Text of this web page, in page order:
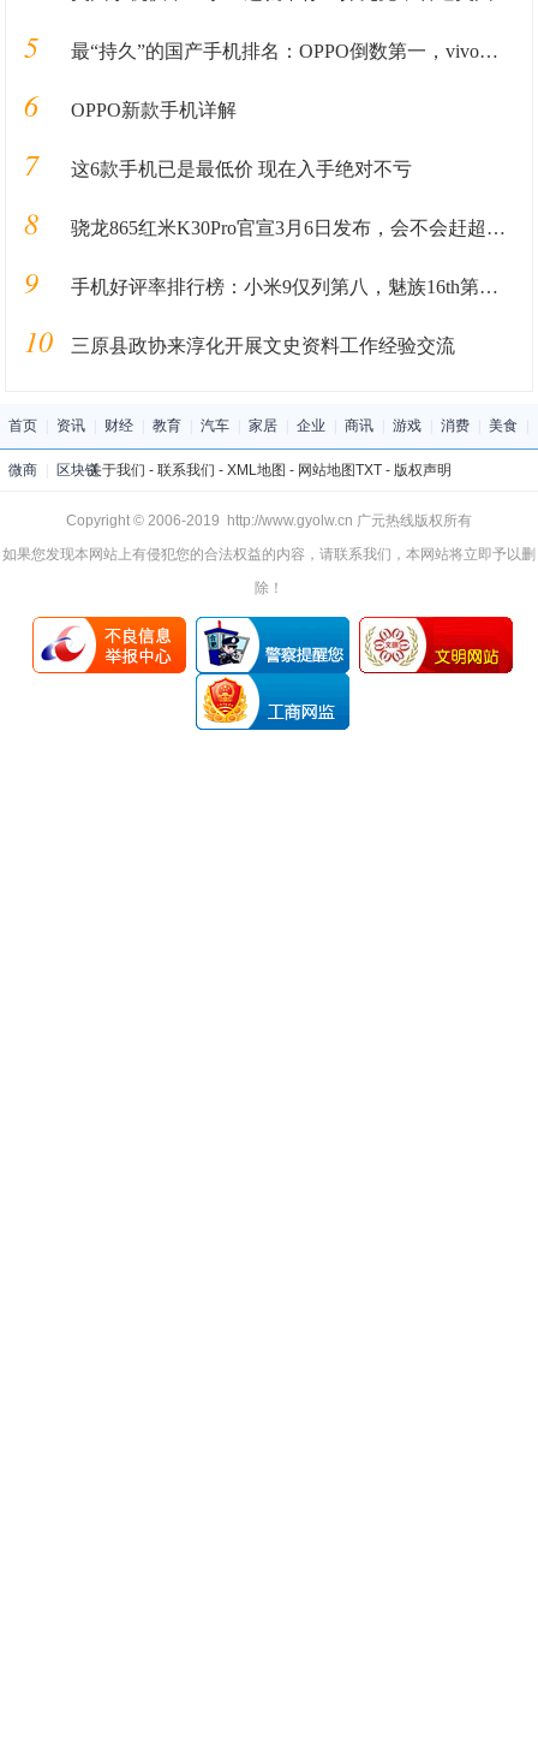
5 最“持久”的国产手机排名：OPPO倒数第一，vivo第三
6 OPPO新款手机详解
7 这6款手机已是最低价 现在入手绝对不亏
8 骁龙865红米K30Pro官宣3月6日发布，会不会赶超自家的小米10？
9 手机好评率排行榜：小米9仅列第八，魅族16th第二，第一是？
10 三原县政协来淳化开展文史资料工作经验交流
首页 资讯 财经 教育 汽车 家居 企业 商讯 游戏 消费 美食
微商 区块链关于我们 - 联系我们 - XML地图 - 网站地图TXT- 版权声明
Copyright © 2006-2019 http://www.gyolw.cn 广元热线版权所有
如果您发现本网站上有侵犯您的合法权益的内容，请联系我们，本网站将立即予以删
除！